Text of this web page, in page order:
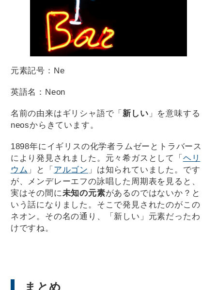
元素記号：Ne
英語名：Neon
名前の由来はギリシャ語で「新しい 」を意味する
neosからきています。
1898年にイギリスの化学者ラムゼーとトラバース
により発見されました。元々希ガスとして「 ヘリ
ウム 」と「 アルゴン 」は知られていました。です
が、メンデレーエフの詠唱した周期表を見ると、
実はその間に未知の元素があるのではないか？と
いう話になりました。そこで発見されたのがこの
ネオン。その名の通り、「新しい」元素だったわ
けですね。
まとめ